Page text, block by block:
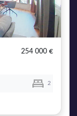
254 000 €
2